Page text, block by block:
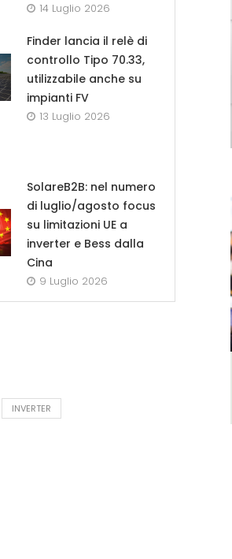
14 Luglio 2026
Finder lancia il relè di
controllo Tipo 70.33,
utilizzabile anche su
impianti FV
13 Luglio 2026
SolareB2B: nel numero
di luglio/agosto focus
su limitazioni UE a
inverter e Bess dalla
Cina
9 Luglio 2026
INVERTER